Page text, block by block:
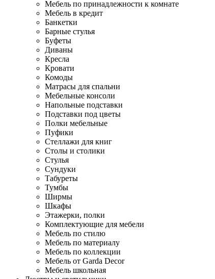
Мебель по принадлежности к комнате
Мебель в кредит
Банкетки
Барные стулья
Буфеты
Диваны
Кресла
Кровати
Комоды
Матрасы для спальни
Мебельные консоли
Напольные подставки
Подставки под цветы
Полки мебельные
Пуфики
Стеллажи для книг
Столы и столики
Стулья
Сундуки
Табуреты
Тумбы
Ширмы
Шкафы
Этажерки, полки
Комплектующие для мебели
Мебель по стилю
Мебель по материалу
Мебель по коллекции
Мебель от Garda Decor
Мебель школьная